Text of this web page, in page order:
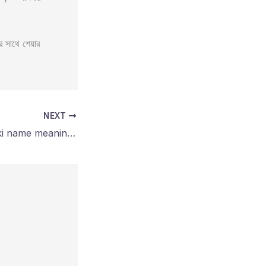
শেয়ার
NEXT
রাকি নামের অর্থ কি? Raki name meaning in bengali?